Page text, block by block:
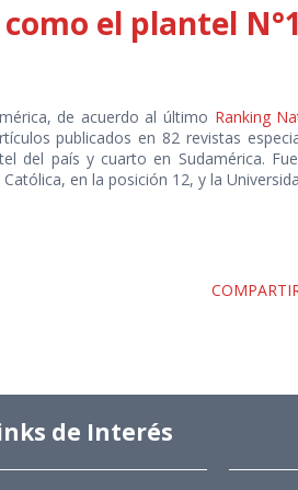
el plantel
de acuerdo al último Ranking
publicados en 82 revistas
del país y cuarto en Sudamérica.
en la posición 12, y la
de Interés